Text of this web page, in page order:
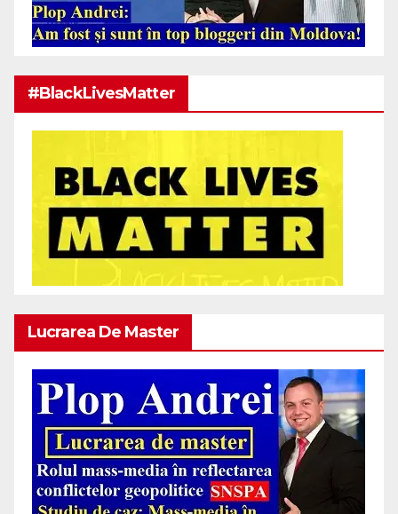
#BlackLivesMatter
Lucrarea De Master